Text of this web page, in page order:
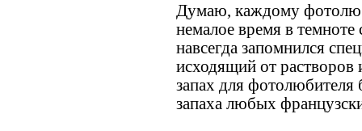
Думаю, каждому
немалое время в темноте
навсегда запомнился
исходящий от растворов
запах для фотолюбителя
запаха любых